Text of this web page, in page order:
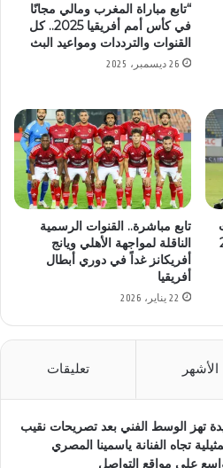
“تابع مباراة المغرب ومالي مجانًا
في كأس أمم أفريقيا 2025.. كل
القنوات والترددات ومواعيد البث
26 ديسمبر، 2025
تابع مباشرة.. القنوات الرسمية
الناقلة لمواجهة الأهلي ويانج
أفريكانز غداً في دوري أبطال
أفريقيا
22 يناير، 2026
الأشهر تعليقات
تهز الوسط الفني بعد تصريحات نقيب
تجاه الفنانة ياسمينا المصري
على مواقع التواصل